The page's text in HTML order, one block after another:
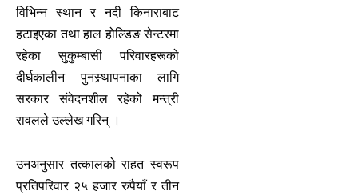
विभिन्न स्थान र नदी किनाराबाट
हटाइएका तथा हाल होल्डिङ सेन्टरमा
रहेका सुकुम्बासी परिवारहरूको
दीर्घकालीन पुनस्र्थापनाका लागि
सरकार संवेदनशील रहेको मन्त्री
रावलले उल्लेख गरिन् ।
उनअनुसार तत्कालको राहत स्वरूप
प्रतिपरिवार २५ हजार रुपैयाँ र तीन